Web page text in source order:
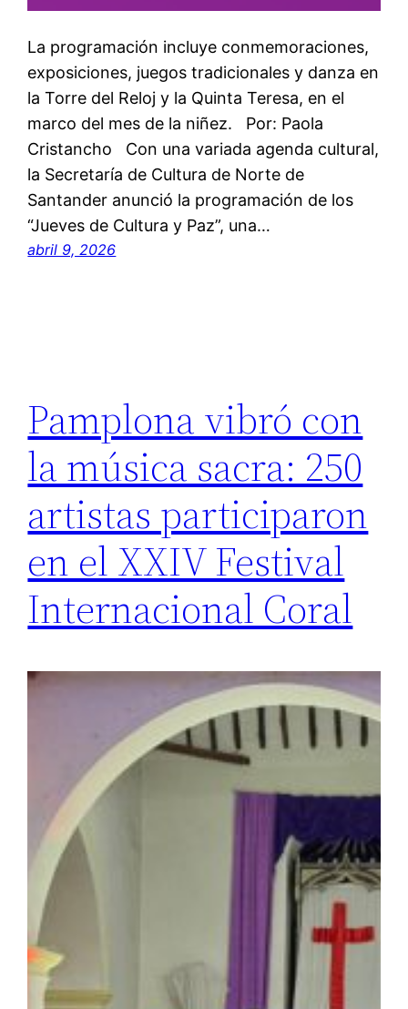
La programación incluye conmemoraciones,
exposiciones, juegos tradicionales y danza en
la Torre del Reloj y la Quinta Teresa, en el
marco del mes de la niñez. Por: Paola
Cristancho Con una variada agenda cultural,
la Secretaría de Cultura de Norte de
Santander anunció la programación de los
“Jueves de Cultura y Paz”, una…
abril 9, 2026
Pamplona vibró con
la música sacra: 250
artistas participaron
en el XXIV Festival
Internacional Coral